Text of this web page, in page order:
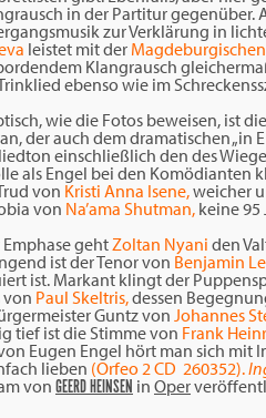
in der Partitur gegenüber.
zur Verklärung in
leistet mit der
Klangrausch
ebenso wie im
wie die Fotos beweisen, ist
der auch dem dramatischen „in
einschließlich den des
als Engel bei den Komödianten
von Kristi Anna Isene,weicher
von Na’ama Shutman, keine 95
gehtZoltan Nyani den
ist der Tenor von Benjamin
ist. Markant klingt der
von Paul Skeltris,dessen
Guntz vonJohannes
tief ist die Stimme von Frank
Eugen Engel hört man sich mit
lieben (Orfeo 2 CD 260352).
von GEERD HEINSEN in Oper